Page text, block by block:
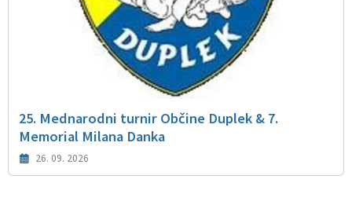
25. Mednarodni turnir Občine Duplek & 7.
Memorial Milana Danka
26. 09. 2026